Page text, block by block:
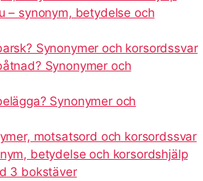
– synonym, betydelse och
Synonymer och korsordssvar
Synonymer och
Synonymer och
motsatsord och korsordssvar
betydelse och korsordshjälp
3 bokstäver